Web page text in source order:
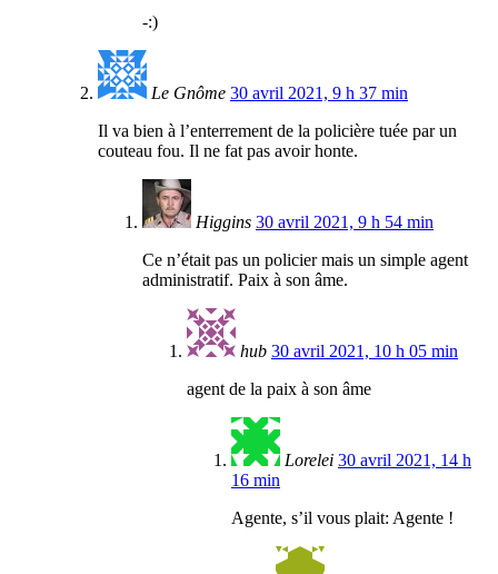
-:)
Le Gnôme 30 avril 2021, 9 h 37 min
Il va bien à l’enterrement de la policière tuée par un
couteau fou. Il ne fat pas avoir honte.
Higgins 30 avril 2021, 9 h 54 min
Ce n’était pas un policier mais un simple agent
administratif. Paix à son âme.
hub 30 avril 2021, 10 h 05 min
agent de la paix à son âme
Lorelei 30 avril 2021, 14 h
16 min
Agente, s’il vous plait: Agente !